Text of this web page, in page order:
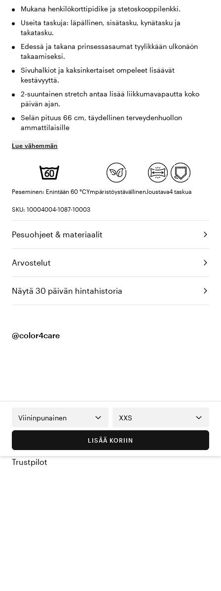
Mukana henkilökorttipidike ja stetoskooppilenkki.
Useita taskuja: läpällinen, sisätasku, kynätasku ja
takatasku.
Edessä ja takana prinsessasaumat tyylikkään ulkonäön
takaamiseksi.
Sivuhalkiot ja kaksinkertaiset ompeleet lisäävät
kestävyyttä.
2-suuntainen stretch antaa lisää liikkumavapautta koko
päivän ajan.
Selän pituus 66 cm, täydellinen terveydenhuollon
ammattilaisille
Lue vähemmän
Peseminen: Enintään 60 °CYmpäristöystävällinenJoustava4 taskua
SKU: 10004004-1087-10003
Pesuohjeet & materiaalit
Arvostelut
Näytä 30 päivän hintahistoria
@color4care
Viininpunainen XXS
LISÄÄ KORIIN
Trustpilot